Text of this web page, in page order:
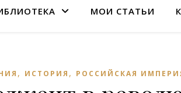
МОИ СТАТЬИ
, ИСТОРИЯ , РОССИЙСКАЯ